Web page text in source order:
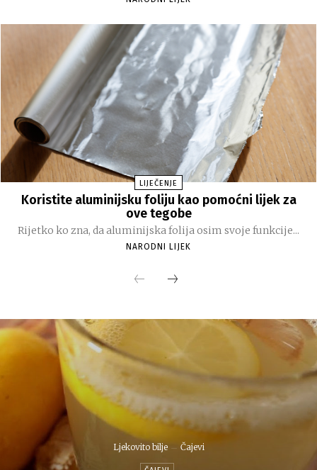
LIJEČENJE
Koristite aluminijsku foliju kao pomoćni lijek za
ove tegobe
Rijetko ko zna, da aluminijska folija osim svoje funkcije...
NARODNI LIJEK